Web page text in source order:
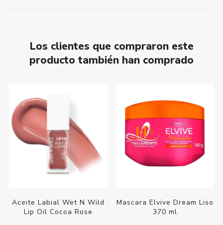
Los clientes que compraron este
producto también han comprado
Aceite Labial Wet N Wild
Lip Oil Cocoa Rose
Mascara Elvive Dream Liso
370 ml